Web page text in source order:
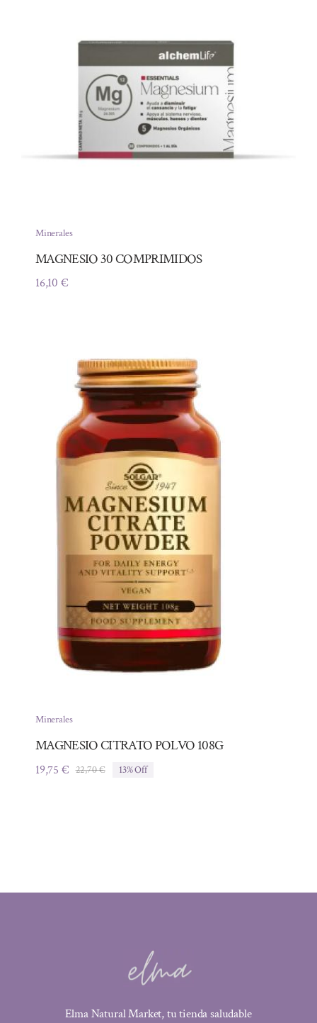
Minerales
MAGNESIO 30 COMPRIMIDOS
16,10 €
Minerales
MAGNESIO CITRATO POLVO 108G
22,70€El
19,75 €
El
13% Off
Elma Natural Market, tu tienda saludable